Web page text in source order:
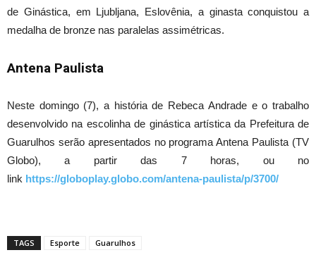
de Ginástica, em Ljubljana, Eslovênia, a ginasta conquistou a
medalha de bronze nas paralelas assimétricas.
Antena Paulista
Neste domingo (7), a história de Rebeca Andrade e o trabalho
desenvolvido na escolinha de ginástica artística da Prefeitura de
Guarulhos serão apresentados no programa Antena Paulista (TV
Globo), a partir das 7 horas, ou no
link https://globoplay.globo.com/antena-paulista/p/3700/
TAGS Esporte Guarulhos